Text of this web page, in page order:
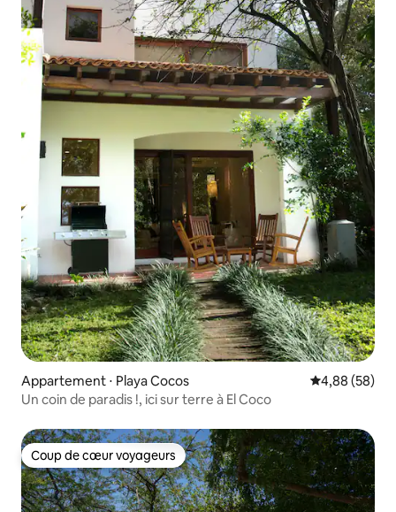
Appartement ⋅ Playa Cocos Évaluation
4,88 (58)
Un coin de paradis !, ici sur terre à El Coco
Coup de cœur voyageurs
Coup de cœur voyageurs